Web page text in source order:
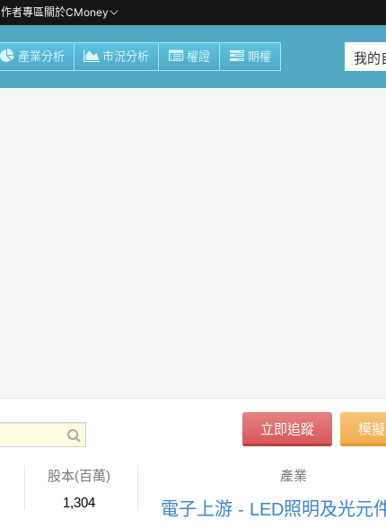
作者專區關於CMoney
產業分析 市況分析 權證 期權 我的
立即追蹤 模
股本(百萬)
1,304
產業
電子上游 - LED照明及光元